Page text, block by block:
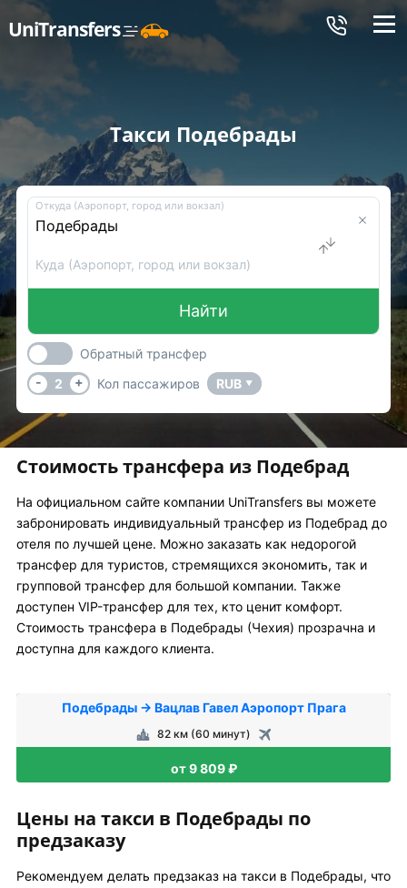
UniTransfers Меню
Такси Подебрады
Откуда (Аэропорт, город или вокзал)
Куда (Аэропорт, город или вокзал)
Найти
Обратный трансфер
-
2 + Кол пассажиров RUB ▼
Стоимость трансфера из Подебрад
На официальном сайте компании UniTransfers вы можете
забронировать индивидуальный трансфер из Подебрад до
отеля по лучшей цене. Можно заказать как недорогой
трансфер для туристов, стремящихся экономить, так и
групповой трансфер для большой компании. Также
доступен VIP-трансфер для тех, кто ценит комфорт.
Стоимость трансфера в Подебрады (Чехия) прозрачна и
доступна для каждого клиента.
Подебрады → Вацлав Гавел Аэропорт Прага
82 км (60 минут)
от 9 809 ₽
Цены на такси в Подебрады по
предзаказу
Рекомендуем делать предзаказ на такси в Подебрады, что